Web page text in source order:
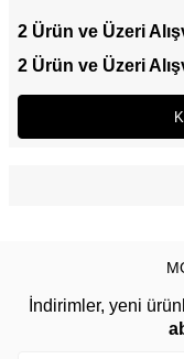
2 Ürün ve Üzeri
2 Ürün ve Üzeri
İndirimler, yeni